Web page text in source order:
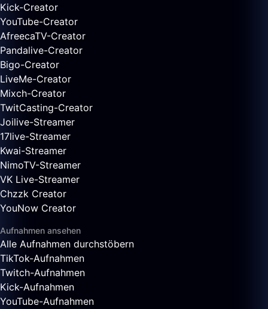
Kick-Creator
YouTube-Creator
AfreecaTV-Creator
Pandalive-Creator
Bigo-Creator
LiveMe-Creator
Mixch-Creator
TwitCasting-Creator
Joilive-Streamer
17live-Streamer
Kwai-Streamer
NimoTV-Streamer
VK Live-Streamer
Chzzk Creator
YouNow Creator
Aufnahmen ansehen
Alle Aufnahmen durchstöbern
TikTok-Aufnahmen
Twitch-Aufnahmen
Kick-Aufnahmen
YouTube-Aufnahmen